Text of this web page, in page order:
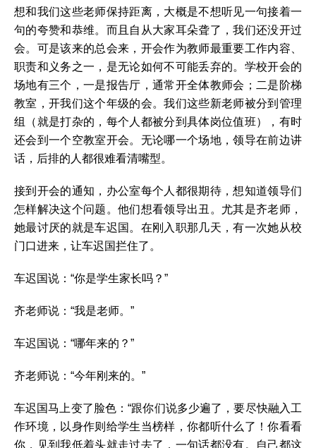
想和我们这些老师保持距离，大概是不想听见一句接着一
句的夸赞和恭维。而且自从大家耳朵聋了，我们还没开过
会。可是该来的总会来，开会作为教师最重要工作内容、
职责和义务之一，是无论如何不可能丢弃的。学校开会的
场地有三个，一是报告厅，通常开全体教师会；二是阶梯
教室，开我们这个年级的会。我们这些新老师被分到管理
组（就是打杂的，每个人都被分到具体岗位值班），有时
还会到一个空教室开会。无论哪一个场地，领导在前边讲
话，后排的人都很难看清嘴型。
接到开会的通知，办公室每个人都很期待，想知道领导们
怎样解决这个问题。他们想看领导出丑。尤其是齐老师，
她最讨厌的就是车迟国。在刚入职那几天，有一次她从校
门口进来，让车迟国拦住了。
车迟国说：“你是学生家长吗？”
齐老师说：“我是老师。”
车迟国说：“哪年来的？”
齐老师说：“今年刚来的。”
车迟国马上变了脸色：“跟你们说多少遍了，要尽快融入工
作环境，以身作则给学生当榜样，你都听什么了！你看看
你，见到我低着头就走过去了，一句话都没有。自己都这